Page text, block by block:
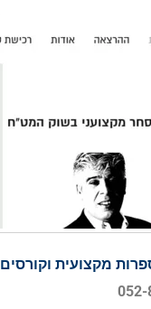
מקצועית וקורסים
052-